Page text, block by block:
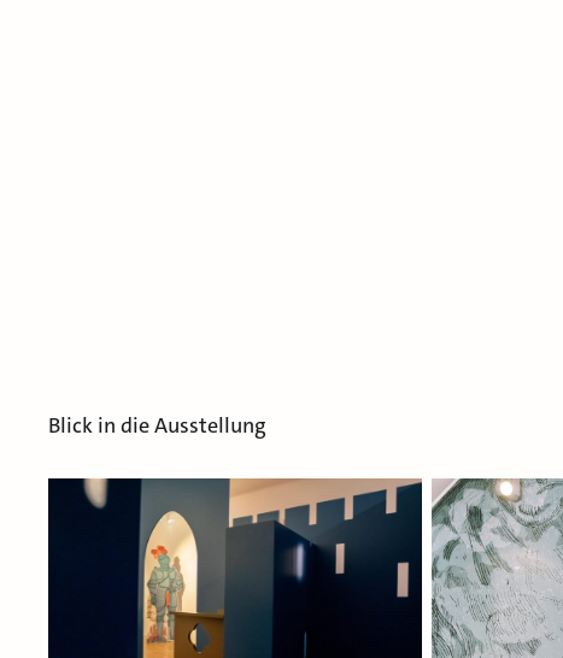
Blick in die Ausstellung